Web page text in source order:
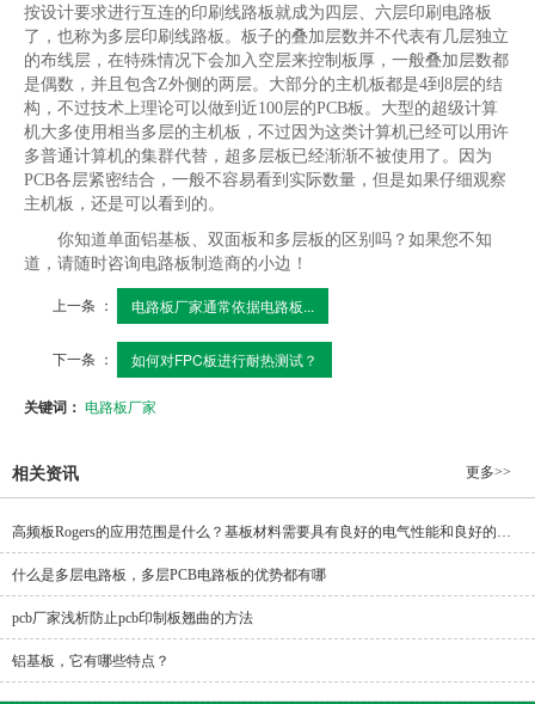
按设计要求进行互连的印刷线路板就成为四层、六层印刷电路板
了，也称为多层印刷线路板。板子的叠加层数并不代表有几层独立
的布线层，在特殊情况下会加入空层来控制板厚，一般叠加层数都
是偶数，并且包含Z外侧的两层。大部分的主机板都是4到8层的结
构，不过技术上理论可以做到近100层的PCB板。大型的超级计算
机大多使用相当多层的主机板，不过因为这类计算机已经可以用许
多普通计算机的集群代替，超多层板已经渐渐不被使用了。因为
PCB各层紧密结合，一般不容易看到实际数量，但是如果仔细观察
主机板，还是可以看到的。
你知道单面铝基板、双面板和多层板的区别吗？如果您不知
道，请随时咨询电路板制造商的小边！
上一条 ： 电路板厂家通常依据电路板...
下一条 ： 如何对FPC板进行耐热测试？
关键词： 电路板厂家
相关资讯 更多>>
高频板Rogers的应用范围是什么？基板材料需要具有良好的电气性能和良好的化学稳定性。
什么是多层电路板，多层PCB电路板的优势都有哪
pcb厂家浅析防止pcb印制板翘曲的方法
铝基板，它有哪些特点？